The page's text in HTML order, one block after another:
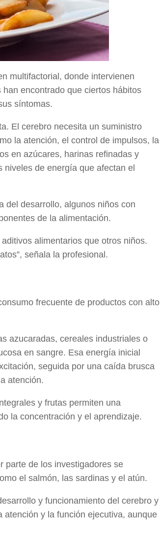
multifactorial, donde intervienen
encontrado que ciertos hábitos
síntomas.
El cerebro necesita un suministro
la atención, el control de impulsos, la
en azúcares, harinas refinadas y
de energía que afectan el
del desarrollo, algunos niños con
de la alimentación.
alimentarios que otros niños.
señala la profesional.
frecuente de productos con alto
azucaradas, cereales industriales o
en sangre. Esa energía inicial
seguida por una caída brusca
atención.
y frutas permiten una
la concentración y el aprendizaje.
parte de los investigadores se
el salmón, las sardinas y el atún.
y funcionamiento del cerebro y
y la función ejecutiva, aunque